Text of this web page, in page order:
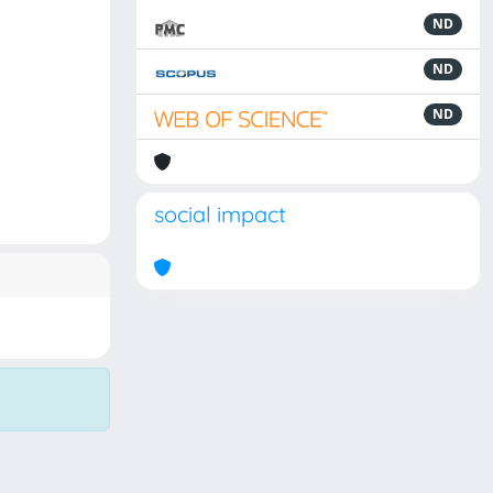
ND
ND
ND
social impact